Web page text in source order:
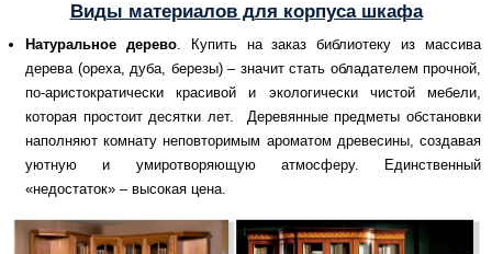
Виды материалов для корпуса шкафа
Натуральное дерево. Купить на заказ библиотеку из массива
дерева (ореха, дуба, березы) – значит стать обладателем прочной,
по-аристократически красивой и экологически чистой мебели,
которая простоит десятки лет. Деревянные предметы обстановки
наполняют комнату неповторимым ароматом древесины, создавая
уютную и умиротворяющую атмосферу. Единственный
«недостаток» – высокая цена.